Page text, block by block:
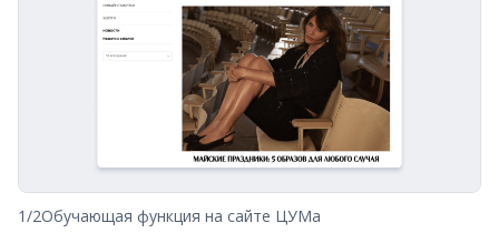
1/2Обучающая функция на сайте ЦУМа